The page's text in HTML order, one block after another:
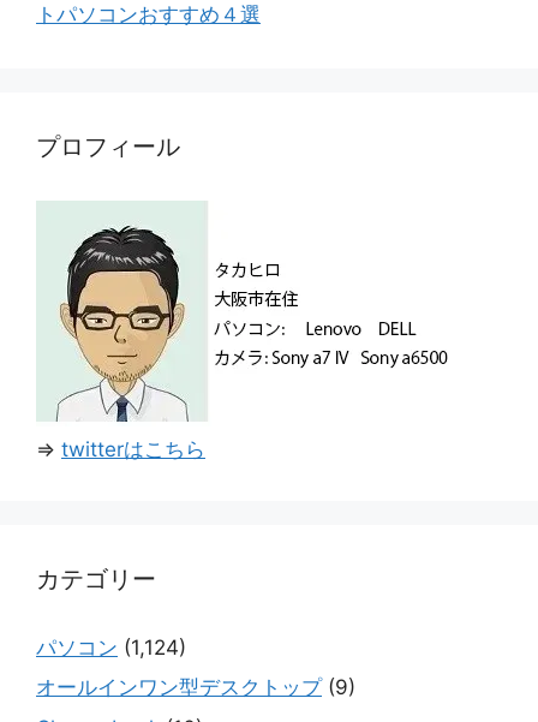
トパソコンおすすめ４選
プロフィール
⇒ twitterはこちら
カテゴリー
パソコン (1,124)
オールインワン型デスクトップ(9)